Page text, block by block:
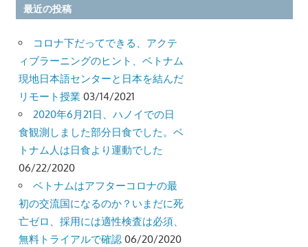
最近の投稿
コロナ下だってできる、アクテ
ィブラーニングのヒント、ベトナム
現地日本語センターと日本を結んだ
リモート授業 03/14/2021
2020年6月21日、ハノイでの日
食観測しました部分日食でした。ベ
トナム人は日食より運動でした
06/22/2020
ベトナムはアフターコロナの最
初の交流国になるのか？いまだに死
亡ゼロ、採用には適性検査は必須、
無料トライアルで確認 06/20/2020